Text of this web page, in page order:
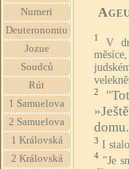
Numeri
Deuteronomiu
Jozue
Soudců
Rút
1 Samuelova
2 Samuelova
1 Královská
2 Královská
1
V
2
3 I
4 "Je